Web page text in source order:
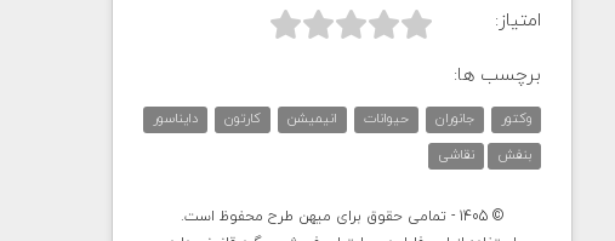
امتیاز: 


برچسب ها:
وکتور جانوران حیوانات انیمیشن کارتون
دایناسور
بنفش
نقاشی
© 1405 - تمامی حقوق برای میهن طرح محفوظ است.